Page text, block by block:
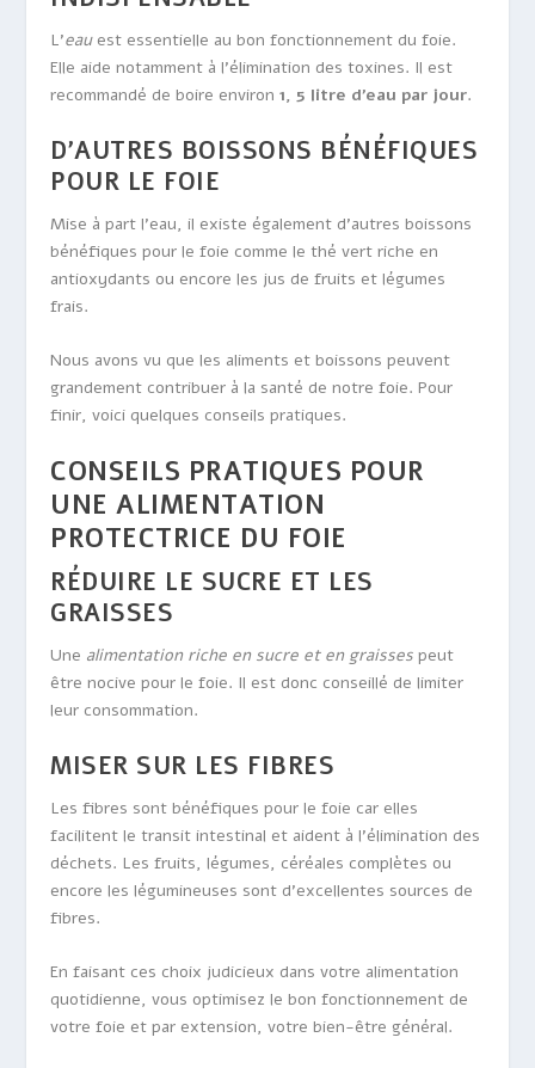
L’eauest essentielle au bon fonctionnement du foie.
Elle aide notamment à l’élimination des toxines. Il est
recommandé de boire environ1, 5 litre d’eau par jour.
D’AUTRES BOISSONS BÉNÉFIQUES
POUR LE FOIE
Mise à part l’eau, il existe également d’autres boissons
bénéfiques pour le foie comme le thé vert riche en
antioxydants ou encore les jus de fruits et légumes
frais.
Nous avons vu que les aliments et boissons peuvent
grandement contribuer à la santé de notre foie. Pour
finir, voici quelques conseils pratiques.
CONSEILS PRATIQUES POUR
UNE ALIMENTATION
PROTECTRICE DU FOIE
RÉDUIRE LE SUCRE ET LES
GRAISSES
Une alimentation riche en sucre et en graisses peut
être nocive pour le foie. Il est donc conseillé de limiter
leur consommation.
MISER SUR LES FIBRES
Les fibres sont bénéfiques pour le foie car elles
facilitent le transit intestinal et aident à l’élimination des
déchets. Les fruits, légumes, céréales complètes ou
encore les légumineuses sont d’excellentes sources de
fibres.
En faisant ces choix judicieux dans votre alimentation
quotidienne, vous optimisez le bon fonctionnement de
votre foie et par extension, votre bien-être général.